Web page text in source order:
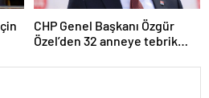
CHP Genel Başkanı Özgür
Özel’den 32 anneye tebrik